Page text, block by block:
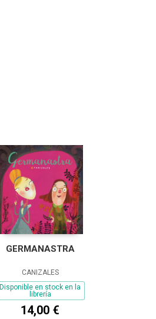
GERMANASTRA
CANIZALES
Disponible en stock en la
librería
14,00 €